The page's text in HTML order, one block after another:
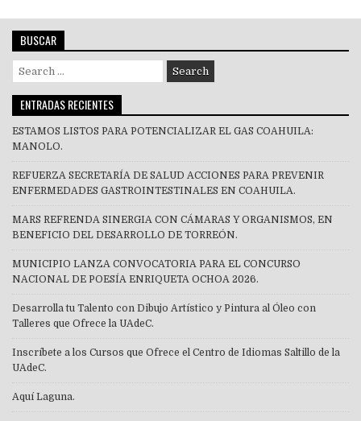
BUSCAR
Search
for:
ENTRADAS RECIENTES
ESTAMOS LISTOS PARA POTENCIALIZAR EL GAS COAHUILA:
MANOLO.
REFUERZA SECRETARÍA DE SALUD ACCIONES PARA PREVENIR
ENFERMEDADES GASTROINTESTINALES EN COAHUILA.
MARS REFRENDA SINERGIA CON CÁMARAS Y ORGANISMOS, EN
BENEFICIO DEL DESARROLLO DE TORREÓN.
MUNICIPIO LANZA CONVOCATORIA PARA EL CONCURSO
NACIONAL DE POESÍA ENRIQUETA OCHOA 2026.
Desarrolla tu Talento con Dibujo Artístico y Pintura al Óleo con
Talleres que Ofrece la UAdeC.
Inscríbete a los Cursos que Ofrece el Centro de Idiomas Saltillo de la
UAdeC.
Aquí Laguna.